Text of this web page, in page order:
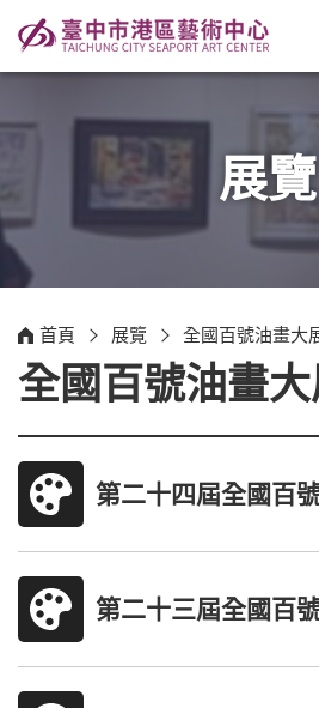
展覽
首頁 展覽 全國百號油畫大
全國百號油畫
第二十四屆全國百
第二十三屆全國百